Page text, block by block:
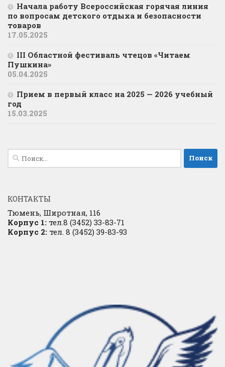
Начала работу Всероссийская горячая линия
по вопросам детского отдыха и безопасности
товаров
17.05.2025
III Областной фестиваль чтецов «Читаем
Пушкина»
05.04.2025
Прием в первый класс на 2025 — 2026 учебный
год
15.03.2025
Найти:
КОНТАКТЫ
Тюмень, Широтная, 116
Корпус 1: тел.8 (3452) 33-83-71
Корпус 2: тел. 8 (3452) 39-83-93